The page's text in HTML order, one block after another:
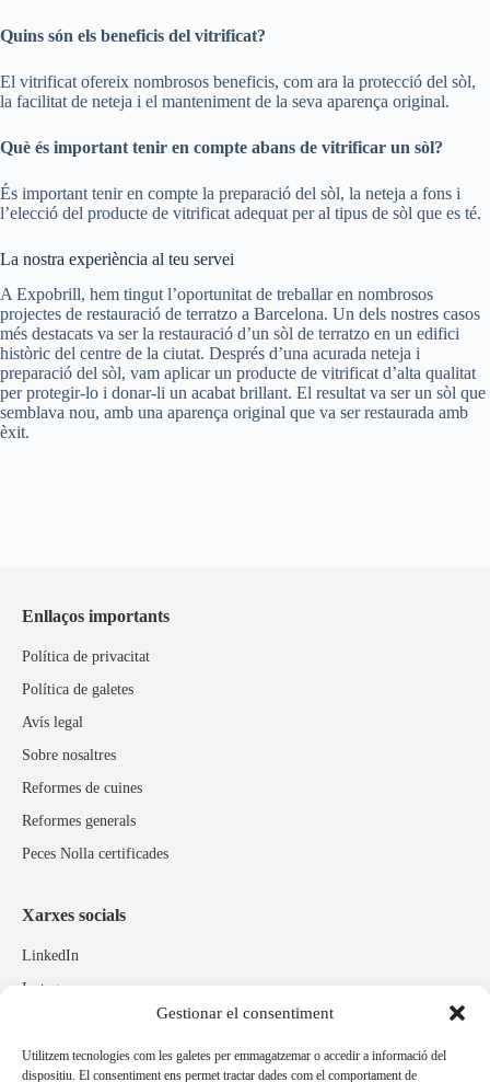
Gestionar el consentiment
Utilitzem tecnologies com les galetes per emmagatzemar o accedir a informació del
dispositiu. El consentiment ens permet tractar dades com el comportament de
Quins són els beneficis del vitrificat?
El vitrificat ofereix nombrosos beneficis, com ara la protecció del sòl,
la facilitat de neteja i el manteniment de la seva aparença original.
Què és important tenir en compte abans de vitrificar un sòl?
És important tenir en compte la preparació del sòl, la neteja a fons i
l’elecció del producte de vitrificat adequat per al tipus de sòl que es té.
La nostra experiència al teu servei
A Expobrill, hem tingut l’oportunitat de treballar en nombrosos
projectes de restauració de terratzo a Barcelona. Un dels nostres casos
més destacats va ser la restauració d’un sòl de terratzo en un edifici
històric del centre de la ciutat. Després d’una acurada neteja i
preparació del sòl, vam aplicar un producte de vitrificat d’alta qualitat
per protegir-lo i donar-li un acabat brillant. El resultat va ser un sòl que
semblava nou, amb una aparença original que va ser restaurada amb
èxit.
Enllaços importants
Política de privacitat
Política de galetes
Avís legal
Sobre nosaltres
Reformes de cuines
Reformes generals
Peces Nolla certificades
Xarxes socials
LinkedIn
Instagram